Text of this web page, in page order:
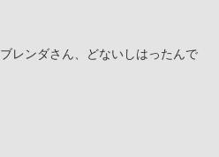
レンダさん、どないしはったんで